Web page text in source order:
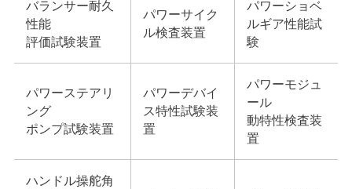
バランサー耐久
性能
評価試験装置
パワーサイク
ル検査装置
パワーショベ
ルギア性能試
験
パワーステアリ
ング
ポンプ試験装置
パワーデバイ
ス特性試験装
置
パワーモジュ
ール
動特性検査装
置
ハンドル操舵角